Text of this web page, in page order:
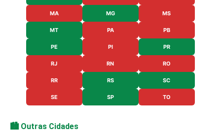
MA MG MS
MT PA PB
PE PI PR
RJ RN RO
RR RS SC
SE SP TO
🏙️ Outras Cidades